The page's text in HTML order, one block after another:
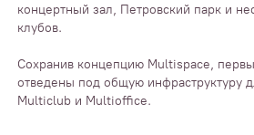
концертный зал, Петровский парк и
клубов.
Сохранив концепцию Multispace,
отведены под общую инфраструктуру
Multiclub и Multioffice.